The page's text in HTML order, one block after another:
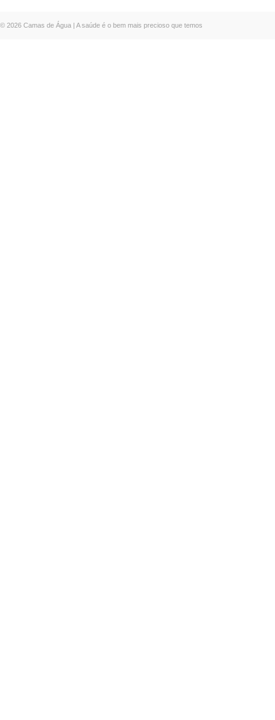
© 2026 Camas de Água | A saúde é o bem mais precioso que temos